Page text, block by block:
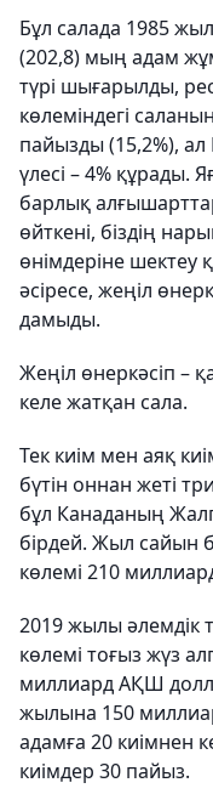
Бұл салада 1985
(202,8) мың адам
түрі шығарылды,
көлеміндегі
пайызды (15,2%), ал
үлесі – 4% құрады.
барлық алғышарттар
өйткені, біздің
өнімдеріне шектеу
әсіресе, жеңіл
дамыды.
Жеңіл өнеркәсіп –
келе жатқан сала.
Тек киім мен аяқ
бүтін оннан жеті
бұл Канаданың
бірдей. Жыл сайын
көлемі 210
2019 жылы әлемдік
көлемі тоғыз жүз
миллиард АҚШ
жылына 150
адамға 20 киімнен
киімдер 30 пайыз.